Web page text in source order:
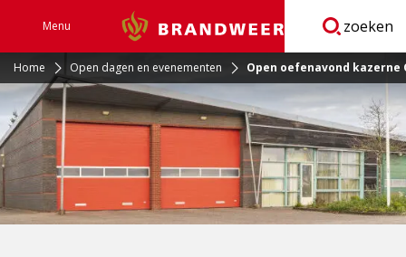
Menu Brandweer zoeken
Home Open dagen en evenementen Open oefenavond kazerne